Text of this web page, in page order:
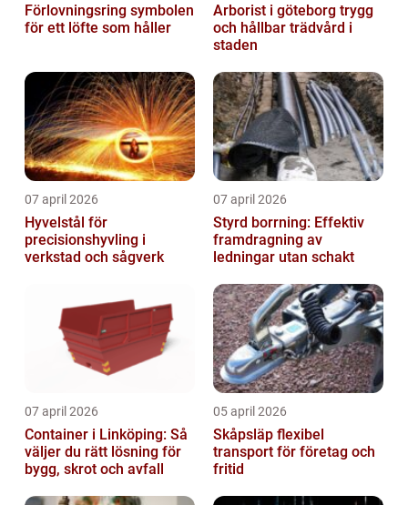
Förlovningsring symbolen
för ett löfte som håller
Arborist i göteborg trygg
och hållbar trädvård i
staden
07 april 2026
Hyvelstål för
precisionshyvling i
verkstad och sågverk
07 april 2026
Styrd borrning: Effektiv
framdragning av
ledningar utan schakt
07 april 2026
Container i Linköping: Så
väljer du rätt lösning för
bygg, skrot och avfall
05 april 2026
Skåpsläp flexibel
transport för företag och
fritid